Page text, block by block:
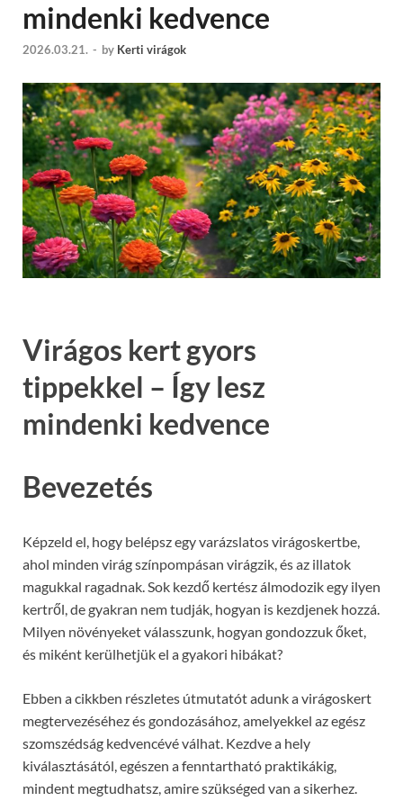
mindenki kedvence
2026.03.21. - by Kerti virágok
Virágos kert gyors
tippekkel – Így lesz
mindenki kedvence
Bevezetés
Képzeld el, hogy belépsz egy varázslatos virágoskertbe,
ahol minden virág színpompásan virágzik, és az illatok
magukkal ragadnak. Sok kezdő kertész álmodozik egy ilyen
kertről, de gyakran nem tudják, hogyan is kezdjenek hozzá.
Milyen növényeket válasszunk, hogyan gondozzuk őket,
és miként kerülhetjük el a gyakori hibákat?
Ebben a cikkben részletes útmutatót adunk a virágoskert
megtervezéséhez és gondozásához, amelyekkel az egész
szomszédság kedvencévé válhat. Kezdve a hely
kiválasztásától, egészen a fenntartható praktikákig,
mindent megtudhatsz, amire szükséged van a sikerhez.